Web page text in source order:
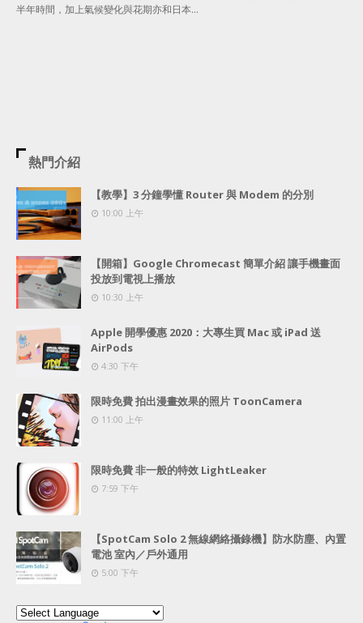
半年時間，加上氣候變化與花期亦和日本…
熱門介紹
【教學】3 分鐘學懂 Router 與 Modem 的分別
10:00 上午
【開箱】Google Chromecast 簡單介紹 讓手機畫面
投放到電視上播放
10:30 上午
Apple 開學優惠 2020：大專生買 Mac 或 iPad 送
AirPods
4:30 下午
限時免費 拍出漫畫效果的照片 ToonCamera
11:00 上午
限時免費 非一般的特效 LightLeaker
7:59 下午
【SpotCam Solo 2 無線網絡攝錄機】防水防塵、內置
電池 室內／戶外通用
5:00 下午